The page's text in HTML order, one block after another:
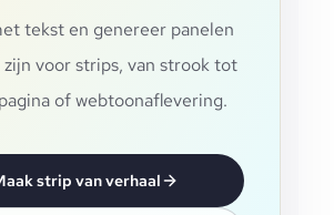
tekst en genereer panelen
zijn voor strips, van strook tot
of webtoonaflevering.
strip van verhaal